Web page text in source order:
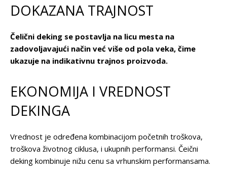
DOKAZANA TRAJNOST
Čelični deking se postavlja na licu mesta na
zadovoljavajući način već više od pola veka, čime
ukazuje na indikativnu trajnos proizvoda.
EKONOMIJA I VREDNOST
DEKINGA
Vrednost je određena kombinacijom početnih troškova,
troškova životnog ciklusa, i ukupnih performansi. Čeični
deking kombinuje nižu cenu sa vrhunskim performansama.